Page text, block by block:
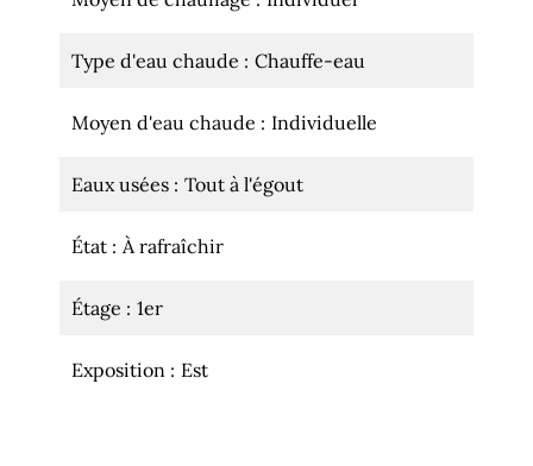
Type d'eau chaude Chauffe-eau
Moyen d'eau chaude Individuelle
Eaux usées Tout à l'égout
État À rafraîchir
Étage 1er
Exposition Est